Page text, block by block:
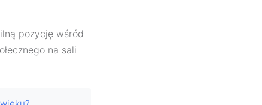
pozycję wśród
na sali